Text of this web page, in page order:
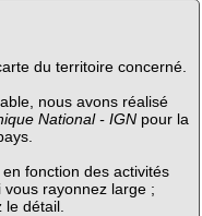
du territoire concerné.
nous avons réalisé
National - IGNpour la
fonction des activités
rayonnez large ;
détail.